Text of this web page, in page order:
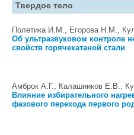
Твердое тело
Полетика И.М., Егорова Н.М.,
Об ультразвуковом контроле
свойств горячекатаной стали
Амброк А.Г., Калашников Е.В.,
Влияние избирательного
фазового перехода первого